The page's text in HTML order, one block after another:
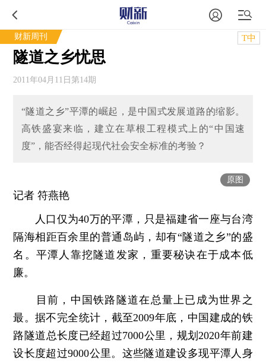
财新周刊 T中
隧道之乡忧思
2011年04月11日第14期
“隧道之乡”平潭的崛起，是中国式发展道路的缩影。
高铁盛宴来临，建立在草根工程模式上的“中国速
度”，能否经得起现代社会安全标准的考验？
原图
记者 符燕艳
人口仅为40万的平潭，只是福建省一座与台湾
隔海相距百余里的普通岛屿，却有“隧道之乡”的盛
名。平潭人靠挖隧道发家，重要秘诀在于成本低
廉。
目前，中国铁路隧道在总量上已成为世界之
最。据不完全统计，截至2009年底，中国建成的铁
路隧道总长度已经超过7000公里，规划2020年前建
设长度超过9000公里。这些隧道建设多现平潭人身